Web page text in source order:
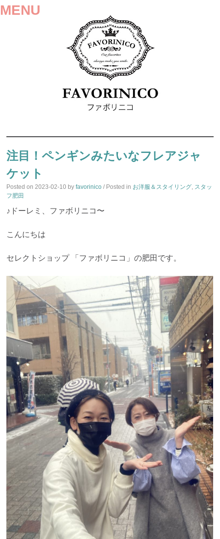
MENU
TO
注目！ペンギンみたいなフレアジャ
ケット
Posted on2023-02-10 byfavorinico / Posted in お洋服＆スタイリング, スタッ
フ肥田
♪ドーレミ、ファボリニコ〜
こんにちは
セレクトショップ 「ファボリニコ」の肥田です。